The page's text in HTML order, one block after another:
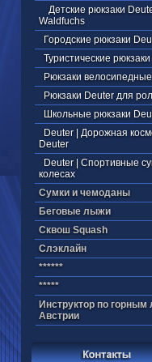
Детские рюкзаки
Waldfuchs
Городские рюкзаки
Туристические
Рюкзаки
Рюкзаки Deuter для
Школьные рюкзаки
Deuter | Дорожная
Deuter
Deuter | Спортивные
колесах
Cумки и чемоданы
Беговые лыжи
Cквош Squash
Cлэклайн
******
*****
Инструктор по
Австрии